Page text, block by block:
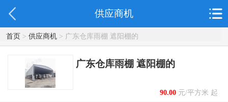
供应商机
首页> 供应商机> 广东仓库雨棚 遮阳棚的
广东仓库雨棚 遮阳棚的
90.00元/平方米 起